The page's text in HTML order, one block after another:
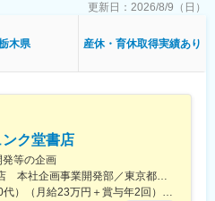
ライフワークバランス◎
あり※商業施設を除く
均有給休暇取得日数13.5日
意なしでございません。
率100％、時短勤務100％
更新日： 2026/8/9（日）
木県 産休・育休取得実績あり
ク堂書店
等の企画
株式会社丸善ジュンク堂書店 本社企画事業開発部／東京都中央区新川1-28-23 東京ダイヤビルディング5号館9階★東京メトロ「茅場町駅」徒歩8分★JR・東京メトロ「八丁堀駅」（B4出口）徒歩5分
年収300万円/入社1年目（20代）（月給23万円＋賞与年2回） 年収390万円/入社5年目（30代）（月給30万円＋賞与年2回）